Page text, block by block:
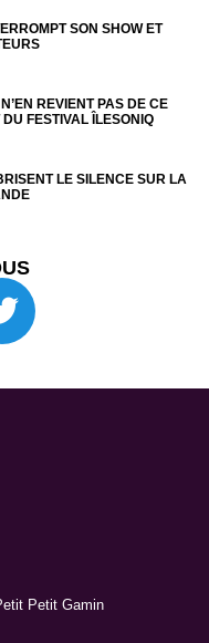
SON SHOW ET
REVIENT PAS DE CE
FESTIVAL ÎLESONIQ
LE SILENCE SUR LA
Petit Gamin